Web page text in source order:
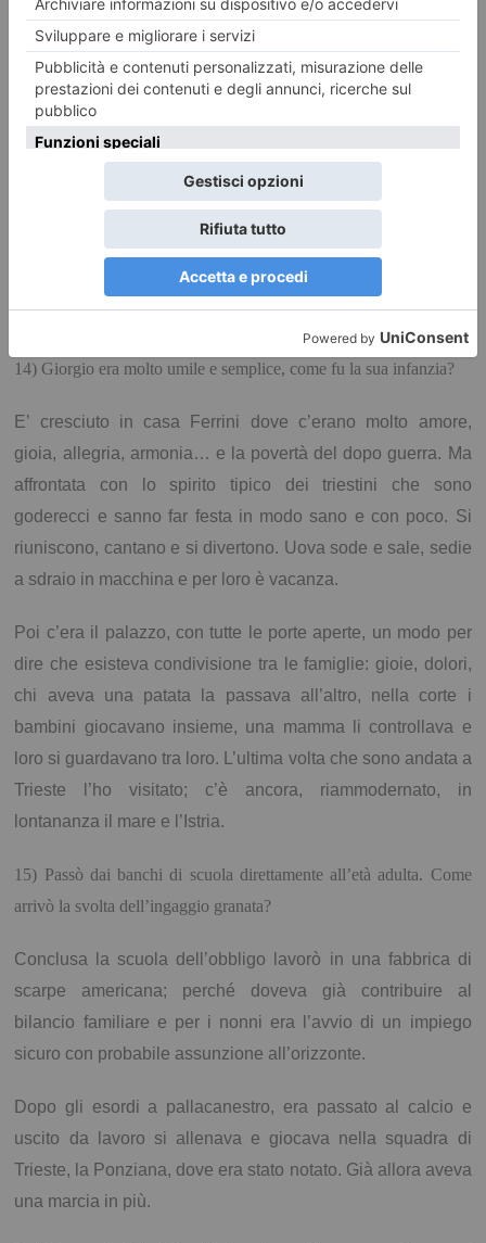
Inconsolabile, camminò da solo, lungo il mare fino a notte
fonda, mentre tutti lo cercavano preoccupati.
Quando tornò, il padre non ebbe cuore di punirlo perché,
guardandolo negli occhi, lo vide talmente sconvolto che lo
mandò a dormire.
Al mattino gli chiesero spiegazioni e lui angosciato…«Ma
sono morti tutti i miei eroi, volete capirlo!», poi aggiunse «Io
diventerò il capitano!».
14) Giorgio era molto umile e semplice, come fu la sua infanzia?
E’ cresciuto in casa Ferrini dove c’erano molto amore,
gioia, allegria, armonia… e la povertà del dopo guerra. Ma
affrontata con lo spirito tipico dei triestini che sono
goderecci e sanno far festa in modo sano e con poco. Si
riuniscono, cantano e si divertono. Uova sode e sale, sedie
a sdraio in macchina e per loro è vacanza.
Poi c’era il palazzo, con tutte le porte aperte, un modo per
dire che esisteva condivisione tra le famiglie: gioie, dolori,
chi aveva una patata la passava all’altro, nella corte i
bambini giocavano insieme, una mamma li controllava e
loro si guardavano tra loro. L’ultima volta che sono andata a
Trieste l’ho visitato; c’è ancora, riammodernato, in
lontananza il mare e l’Istria.
15) Passò dai banchi di scuola direttamente all’età adulta. Come
arrivò la svolta dell’ingaggio granata?
Conclusa la scuola dell’obbligo lavorò in una fabbrica di
scarpe americana; perché doveva già contribuire al
bilancio familiare e per i nonni era l’avvio di un impiego
sicuro con probabile assunzione all’orizzonte.
Dopo gli esordi a pallacanestro, era passato al calcio e
uscito da lavoro si allenava e giocava nella squadra di
Trieste, la Ponziana, dove era stato notato. Già allora aveva
una marcia in più.